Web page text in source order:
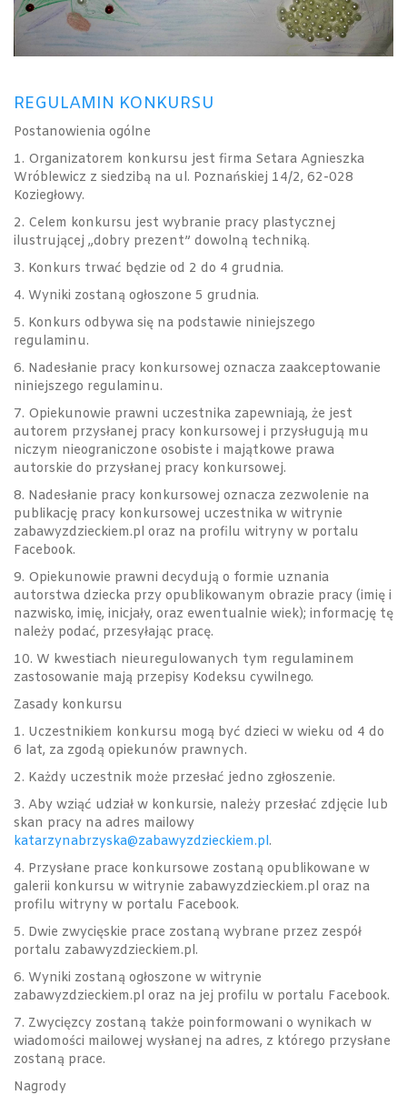
REGULAMIN KONKURSU
Postanowienia ogólne
1. Organizatorem konkursu jest firma Setara Agnieszka
Wróblewicz z siedzibą na ul. Poznańskiej 14/2, 62-028
Koziegłowy.
2. Celem konkursu jest wybranie pracy plastycznej
ilustrującej „dobry prezent” dowolną techniką.
3. Konkurs trwać będzie od 2 do 4 grudnia.
4. Wyniki zostaną ogłoszone 5 grudnia.
5. Konkurs odbywa się na podstawie niniejszego
regulaminu.
6. Nadesłanie pracy konkursowej oznacza zaakceptowanie
niniejszego regulaminu.
7. Opiekunowie prawni uczestnika zapewniają, że jest
autorem przysłanej pracy konkursowej i przysługują mu
niczym nieograniczone osobiste i majątkowe prawa
autorskie do przysłanej pracy konkursowej.
8. Nadesłanie pracy konkursowej oznacza zezwolenie na
publikację pracy konkursowej uczestnika w witrynie
zabawyzdzieckiem.pl oraz na profilu witryny w portalu
Facebook.
9. Opiekunowie prawni decydują o formie uznania
autorstwa dziecka przy opublikowanym obrazie pracy (imię i
nazwisko, imię, inicjały, oraz ewentualnie wiek); informację tę
należy podać, przesyłając pracę.
10. W kwestiach nieuregulowanych tym regulaminem
zastosowanie mają przepisy Kodeksu cywilnego.
Zasady konkursu
1. Uczestnikiem konkursu mogą być dzieci w wieku od 4 do
6 lat, za zgodą opiekunów prawnych.
2. Każdy uczestnik może przesłać jedno zgłoszenie.
3. Aby wziąć udział w konkursie, należy przesłać zdjęcie lub
skan pracy na adres mailowy
katarzynabrzyska@zabawyzdzieckiem.pl.
4. Przysłane prace konkursowe zostaną opublikowane w
galerii konkursu w witrynie zabawyzdzieckiem.pl oraz na
profilu witryny w portalu Facebook.
5. Dwie zwycięskie prace zostaną wybrane przez zespół
portalu zabawyzdzieckiem.pl.
6. Wyniki zostaną ogłoszone w witrynie
zabawyzdzieckiem.pl oraz na jej profilu w portalu Facebook.
7. Zwycięzcy zostaną także poinformowani o wynikach w
wiadomości mailowej wysłanej na adres, z którego przysłane
zostaną prace.
Nagrody